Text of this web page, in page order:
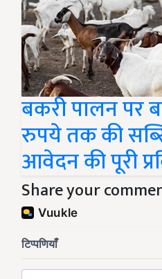
बकरी पालन पर
रुपये तक की
आवेदन की पूरी
Share your